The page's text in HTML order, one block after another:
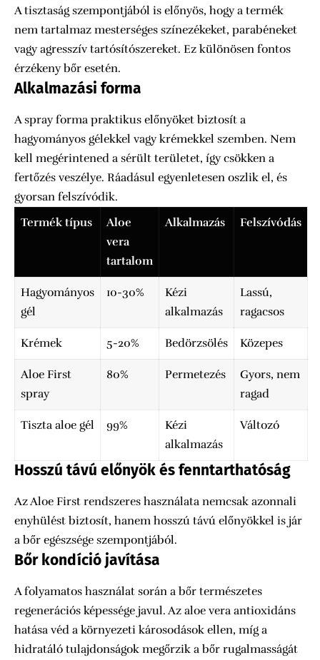
A tisztaság szempontjából is előnyös, hogy a termék
nem tartalmaz mesterséges színezékeket, parabéneket
vagy agresszív tartósítószereket. Ez különösen fontos
érzékeny bőr esetén.
Alkalmazási forma
A spray forma praktikus előnyöket biztosít a
hagyományos gélekkel vagy krémekkel szemben. Nem
kell megérintened a sérült területet, így csökken a
fertőzés veszélye. Ráadásul egyenletesen oszlik el, és
gyorsan felszívódik.
Termék típus
Aloe
vera
tartalom
Alkalmazás Felszívódás
Hagyományos
gél
10-30%
Kézi
alkalmazás
Lassú,
ragacsos
Krémek 5-20% Bedörzsölés Közepes
Aloe First
spray
80% Permetezés
Gyors, nem
ragad
Tiszta aloe gél 99%
Kézi
alkalmazás
Változó
Hosszú távú előnyök és fenntarthatóság
Az Aloe First rendszeres használata nemcsak azonnali
enyhülést biztosít, hanem hosszú távú előnyökkel is jár
a bőr egészsége szempontjából.
Bőr kondíció javítása
A folyamatos használat során a bőr természetes
regenerációs képessége javul. Az aloe vera antioxidáns
hatása véd a környezeti károsodások ellen, míg a
hidratáló tulajdonságok megőrzik a bőr rugalmasságát